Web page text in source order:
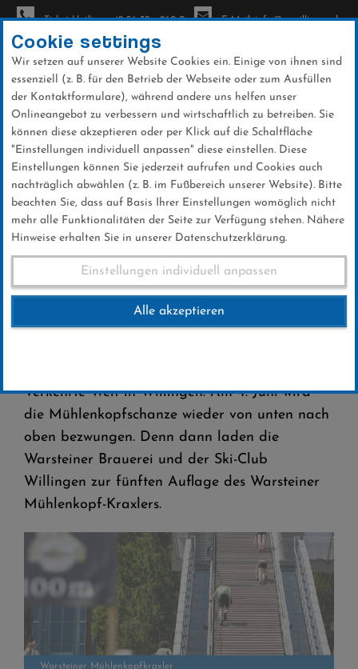
Direkt
zum
Inhalt
Ticket-Hotline: +49 56 32 - 960-0 E-Mail: info@sc-willingen.de
5. Warsteiner Mühlenkopf Kraxler
am 4.6.2023
5. Warsteiner Mühlenkopf
Kraxler am 4.6.2023
Verkehrte Welt in Willingen: Am 4. Juni wird
die Mühlenkopfschanze wieder von unten nach
oben bezwungen. Denn dann laden die
Warsteiner Brauerei und der Ski-Club
Willingen zur fünften Auflage des Warsteiner
Mühlenkopf-Kraxlers.
Warsteiner Mühlenkopfkraxler
Cookie settings
Wir setzen auf unserer Website Cookies ein. Einige von ihnen sind
essenziell (z. B. für den Betrieb der Webseite oder zum Ausfüllen
der Kontaktformulare), während andere uns helfen unser
Onlineangebot zu verbessern und wirtschaftlich zu betreiben. Sie
können diese akzeptieren oder per Klick auf die Schaltfläche
"Einstellungen individuell anpassen" diese einstellen. Diese
Einstellungen können Sie jederzeit aufrufen und Cookies auch
nachträglich abwählen (z. B. im Fußbereich unserer Website). Bitte
beachten Sie, dass auf Basis Ihrer Einstellungen womöglich nicht
mehr alle Funktionalitäten der Seite zur Verfügung stehen. Nähere
Hinweise erhalten Sie in unserer Datenschutzerklärung.
Einstellungen individuell anpassen
Alle akzeptieren